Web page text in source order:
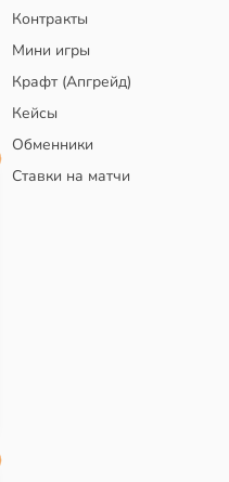
Контракты
Мини игры
Крафт (Апгрейд)
Кейсы
Обменники
Ставки на матчи